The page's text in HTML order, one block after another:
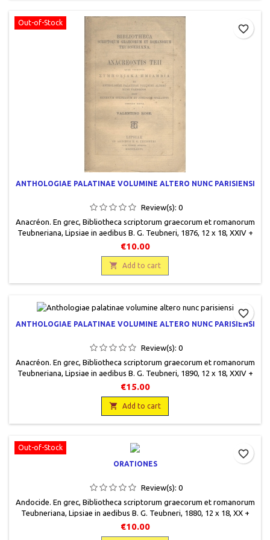
Out-of-Stock
ANTHOLOGIAE PALATINAE VOLUMINE ALTERO NUNC PARISIENSI
Review(s): 0
Anacréon. En grec, Bibliotheca scriptorum graecorum et romanorum
Teubneriana, Lipsiae in aedibus B. G. Teubneri, 1876, 12 x 18, XXIV +
70 pages, broché, occasion.Bon état.
€10.00
 Add to cart
favorite_border
ANTHOLOGIAE PALATINAE VOLUMINE ALTERO NUNC PARISIENSI
Review(s): 0
Anacréon. En grec, Bibliotheca scriptorum graecorum et romanorum
Teubneriana, Lipsiae in aedibus B. G. Teubneri, 1890, 12 x 18, XXIV +
70 pages, relié, occasion. Usé, demi cuir, plats effets marbrés, dos et
filets gravés or. Pages de garde assorties.
€15.00
 Add to cart
favorite_border
Out-of-Stock
ORATIONES
Review(s): 0
Andocide. En grec, Bibliotheca scriptorum graecorum et romanorum
Teubneriana, Lipsiae in aedibus B. G. Teubneri, 1880, 12 x 18, XX +
124 pages, relié, occasion. Reliure demi cuir très usagée, plats effets
€10.00
favorite_border